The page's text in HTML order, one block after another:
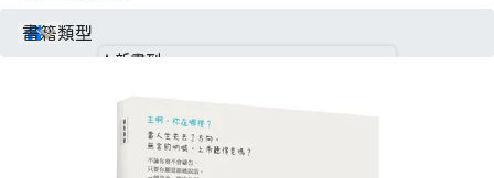
書籍類型
★新書到
信仰生活 ▸
心靈勵志 ▸
親子教養 ▸